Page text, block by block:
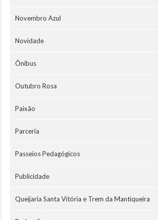
Novembro Azul
Novidade
Ônibus
Outubro Rosa
Paixão
Parceria
Passeios Pedagógicos
Publicidade
Queijaria Santa Vitória e Trem da Mantiqueira